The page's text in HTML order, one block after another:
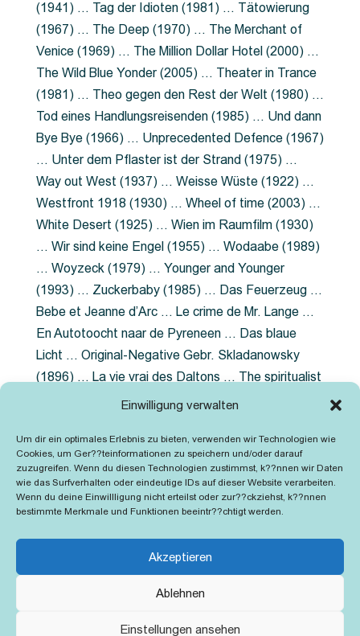
Einwilligung verwalten
Um dir ein optimales Erlebnis zu bieten, verwenden wir Technologien wie
Cookies, um Ger??teinformationen zu speichern und/oder darauf
zuzugreifen. Wenn du diesen Technologien zustimmst, k??nnen wir Daten
wie das Surfverhalten oder eindeutige IDs auf dieser Website verarbeiten.
Wenn du deine Einwillligung nicht erteilst oder zur??ckziehst, k??nnen
bestimmte Merkmale und Funktionen beeintr??chtigt werden.
Akzeptieren
Ablehnen
Einstellungen ansehen
(1941) … Tag der Idioten (1981) … Tätowierung
(1967) … The Deep (1970) … The Merchant of
Venice (1969) … The Million Dollar Hotel (2000) …
The Wild Blue Yonder (2005) … Theater in Trance
(1981) … Theo gegen den Rest der Welt (1980) …
Tod eines Handlungsreisenden (1985) … Und dann
Bye Bye (1966) … Unprecedented Defence (1967)
… Unter dem Pflaster ist der Strand (1975) …
Way out West (1937) … Weisse Wüste (1922) …
Westfront 1918 (1930) … Wheel of time (2003) …
White Desert (1925) … Wien im Raumfilm (1930)
… Wir sind keine Engel (1955) … Wodaabe (1989)
… Woyzeck (1979) … Younger and Younger
(1993) … Zuckerbaby (1985) … Das Feuerzeug …
Bebe et Jeanne d’Arc … Le crime de Mr. Lange …
En Autotoocht naar de Pyreneen … Das blaue
Licht … Original-Negative Gebr. Skladanowsky
(1896) … La vie vrai des Daltons … The spiritualist
photographer … Feuer im Fjord … The Song of the
Grubenlampe … Tolstoy … Grün ist die Heide …
Lady Hamilton … Mütter verzaget nicht …
Ruttmann Werbefilme